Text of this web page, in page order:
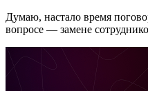
Думаю, настало время
вопросе — замене